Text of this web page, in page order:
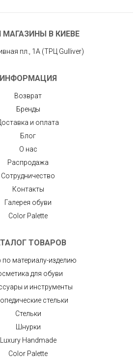
В КИЕВЕ
пл., 1А (ТРЦ Gulliver)
ИНФОРМАЦИЯ
Возврат
Бренды
и оплата
Блог
О нас
Распродажа
Сотрудничество
Контакты
Галерея обуви
Color Palette
ТОВАРОВ
материалу-изделию
для обуви
и инструменты
стельки
Стельки
Шнурки
Luxury Handmade
Color Palette